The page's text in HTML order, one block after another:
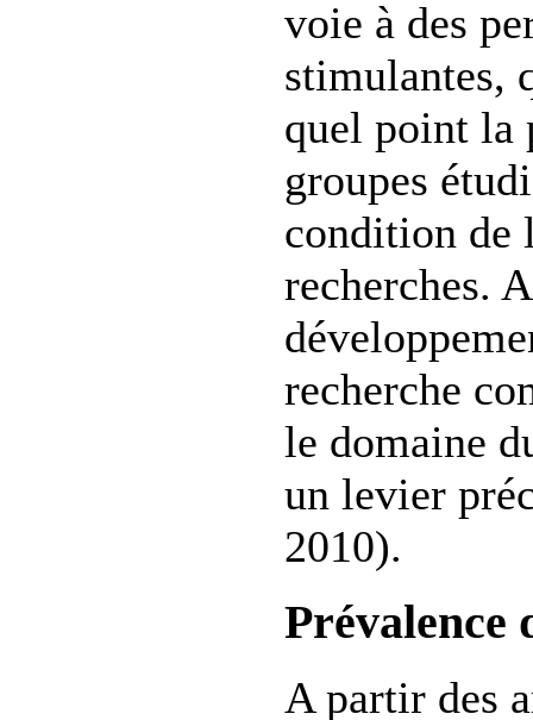
voie à des
stimulantes,
quel point la
groupes
condition de
recherches.
recherche
le domaine
un levier
2010).
Prévalence
A partir des